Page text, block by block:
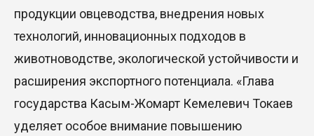
продукции овцеводства, внедрения новых
технологий, инновационных подходов в
животноводстве, экологической устойчивости и
расширения экспортного потенциала. «Глава
государства Касым-Жомарт Кемелевич Токаев
уделяет особое внимание повышению